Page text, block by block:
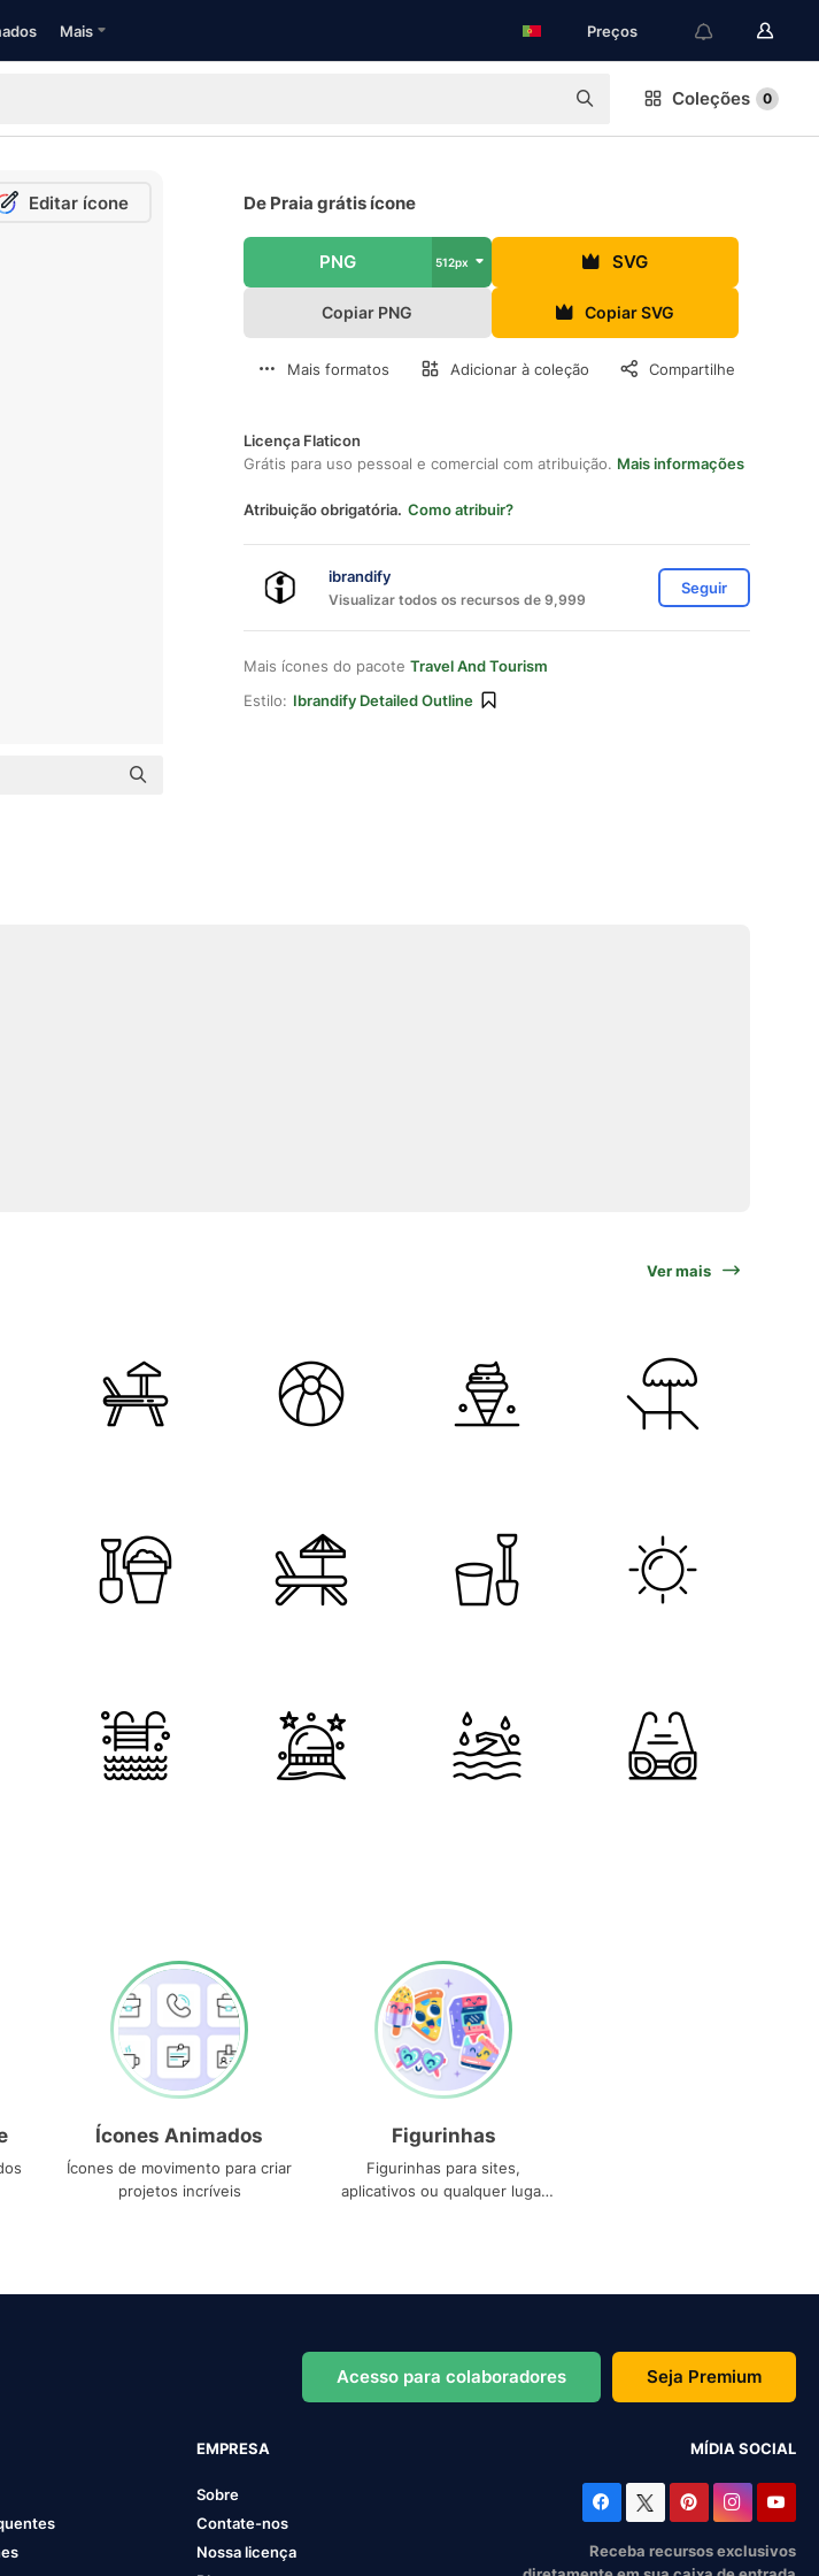
Mais Preços
Coleções 0
Editar ícone De Praia grátis ícone
PNG 512px SVG
Copiar PNG Copiar SVG
Mais formatos Adicionar à coleção Compartilhe
Licença Flaticon
Grátis para uso pessoal e comercial com atribuição. Mais informações
Atribuição obrigatória. Como atribuir?
ibrandify
Visualizar todos os recursos de 9,999
Seguir
Mais ícones do pacote Travel And Tourism
Estilo: Ibrandify Detailed Outline
Ver mais
Ícones Animados
Ícones de movimento para criar
projetos incríveis
Figurinhas
Figurinhas para sites,
aplicativos ou qualquer lugar
Acesso para colaboradores Seja Premium
EMPRESA
Sobre
Contate-nos
Nossa licença
MÍDIA SOCIAL
Receba recursos exclusivos